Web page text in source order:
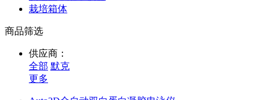
栽培箱体
商品筛选
供应商：
全部 默克
更多